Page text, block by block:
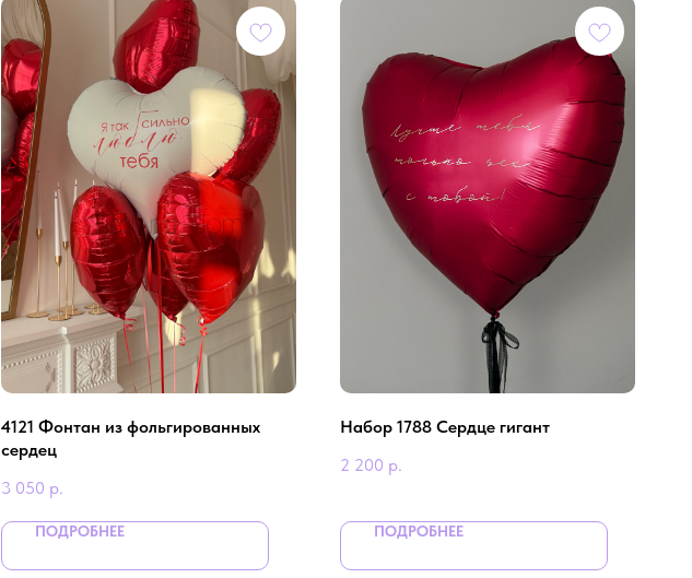
4121 Фонтан из фольгированных
сердец
3 050 р.
ПОДРОБНЕЕ
Набор 1788 Сердце гигант
2 200 р.
ПОДРОБНЕЕ